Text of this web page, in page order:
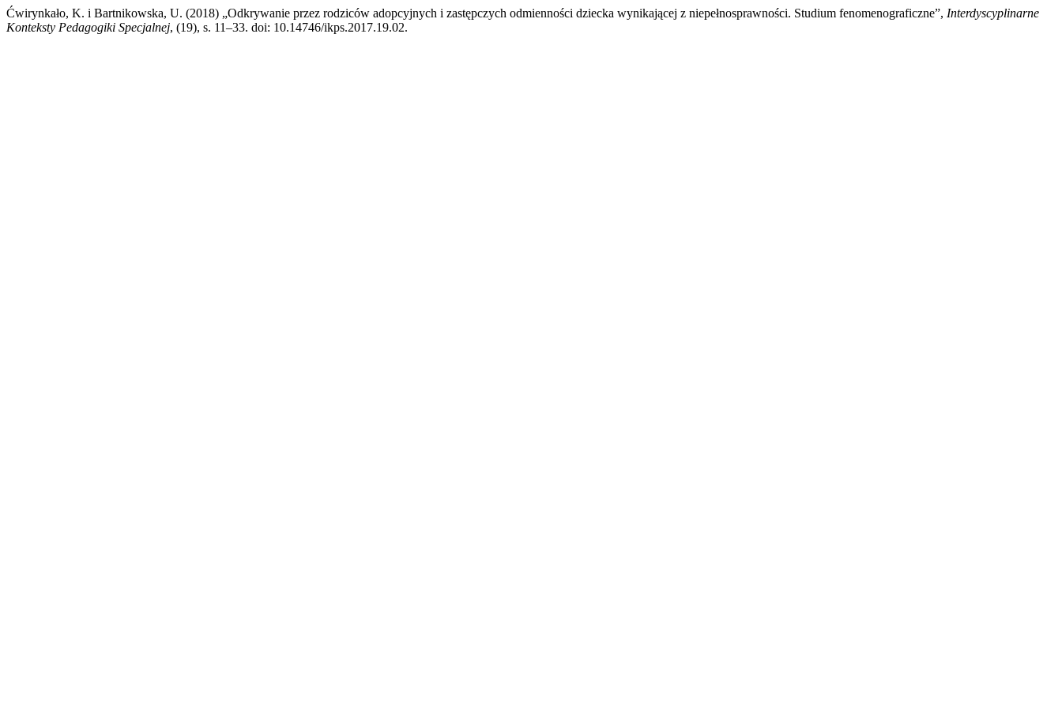
Ćwirynkało, K. i Bartnikowska, U. (2018) „Odkrywanie przez rodziców adopcyjnych i zastępczych odmienności dziecka wynikającej z niepełnosprawności. Studium fenomenograficzne”, Interdyscyplinarne
Konteksty Pedagogiki Specjalnej, (19), s. 11–33. doi: 10.14746/ikps.2017.19.02.